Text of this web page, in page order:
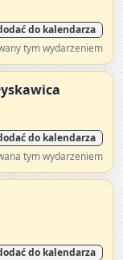
do kalendarza
tym wydarzeniem
do kalendarza
tym wydarzeniem
do kalendarza